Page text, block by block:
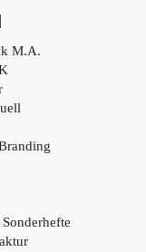
M.A.